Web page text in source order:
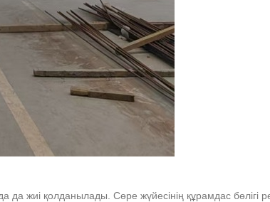
қолданылады. Сөре жүйесінің құрамдас бөлігі